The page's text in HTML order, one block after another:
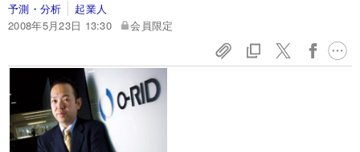
予測・分析
起業人
2008年5月23日 13:30
会員限定